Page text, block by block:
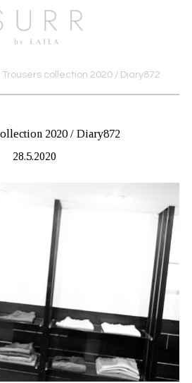
Trousers collection 2020 / Diary872
2020 / Diary872
28.5.2020